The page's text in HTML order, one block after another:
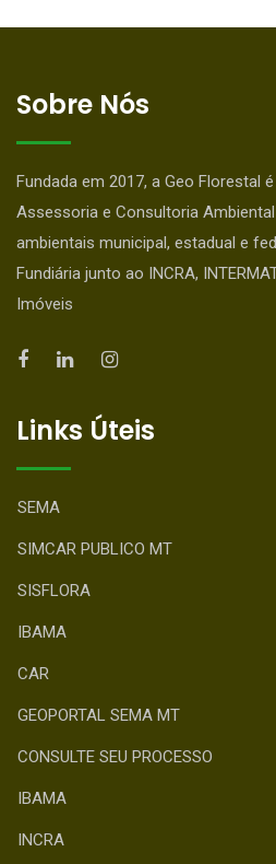
Sobre Nós
Fundada em 2017, a Geo Florestal
Assessoria e Consultoria
ambientais municipal, estadual e
Fundiária junto ao INCRA,
Imóveis
Links Úteis
SEMA
SIMCAR PUBLICO MT
SISFLORA
IBAMA
CAR
GEOPORTAL SEMA MT
CONSULTE SEU PROCESSO
IBAMA
INCRA